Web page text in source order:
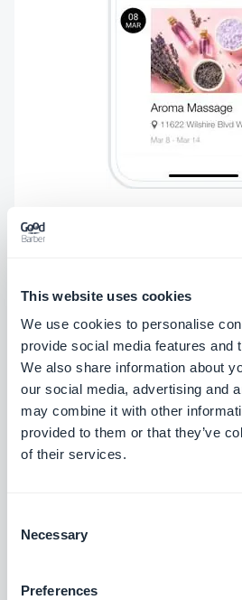
This website uses cookies
We use cookies to personalise
provide social media features and
We also share information about
our social media, advertising and
may combine it with other
provided to them or that they’ve
of their services.
Selection
Necessary
Preferences
calendario, i prossimi eventi
impostata (es. Google
Calendar, ecc.), o inserire
specifici per gli utenti della
modelli creati appositamente
degli eventi tra cui scegliere,
opzioni da fornire agli utenti,
contatto. I tuoi clienti
autonomamente. Saranno